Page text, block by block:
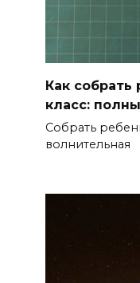
Как собрать
класс:
Собрать
волнительная